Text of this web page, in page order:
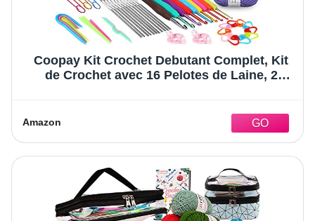
Coopay Kit Crochet Debutant Complet, Kit
de Crochet avec 16 Pelotes de Laine, 2
Cadeau pour Fille, Famille, Amis - Rose
Amazon